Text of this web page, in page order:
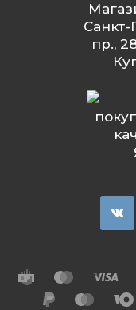
Санкт-
пр.,